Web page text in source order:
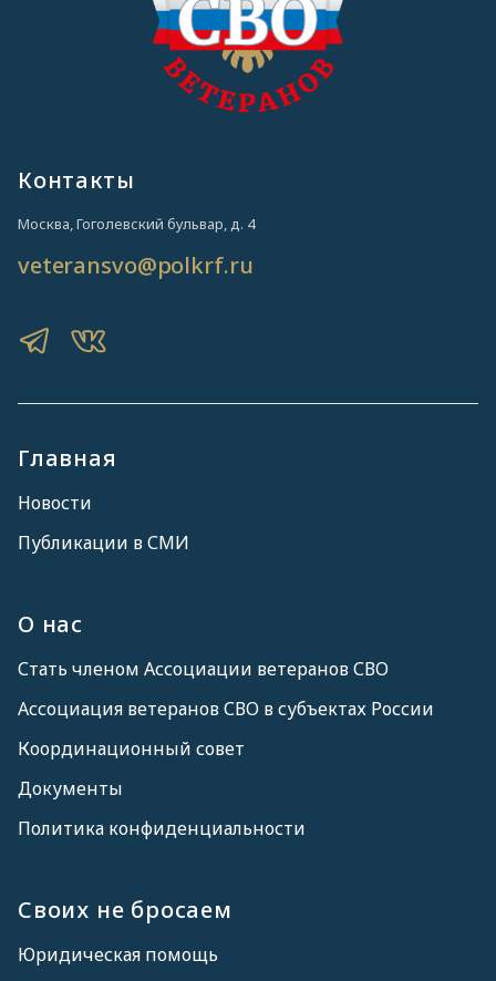
Главная
Новости
Публикации в СМИ
О нас
Стать членом Ассоциации ветеранов СВО
Ассоциация ветеранов СВО в субъектах России
Координационный совет
Документы
Политика конфиденциальности
Своих не бросаем
Юридическая помощь
Контакты
Москва, Гоголевский бульвар, д. 4
veteransvo@polkrf.ru